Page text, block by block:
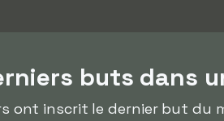
buts dans
ont inscrit le dernier but du